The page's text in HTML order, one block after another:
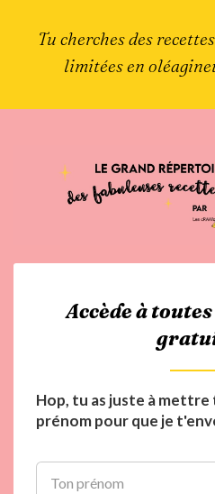
Tu cherches des
limitées en
Accède à
Hop, tu as juste à
prénom pour que je